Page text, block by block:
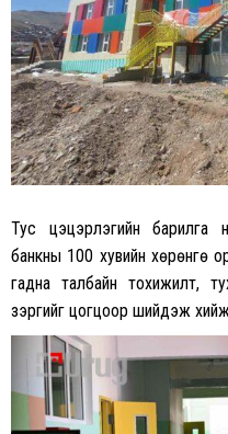
Тус цэцэрлэгийн барилга
банкны 100 хувийн хөрөнгө
гадна талбайн тохижилт,
зэргийг цогцоор шийдэж